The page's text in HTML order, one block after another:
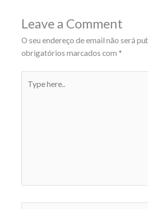
Leave a Comment
O seu endereço de email não será
obrigatórios marcados com *
here..